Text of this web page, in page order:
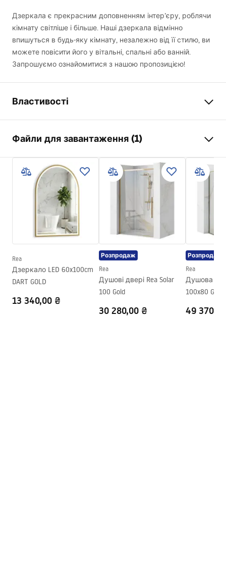
Дзеркала є прекрасним доповненням інтер’єру, роблячи
кімнату світліше і більше. Наші дзеркала відмінно
впишуться в будь-яку кімнату, незалежно від її стилю, ви
можете повісити його у вітальні, спальні або ванній.
Запрошуємо ознайомитися з нашою пропозицією!
Властивості
Ширина
500 мм
Глибина
20мм
LED підсвітка
Так
Форма
Овальне
Антизапотівання
Так
Гарантія
24 місяці
Файли для завантаження (1)
manual mirror led
manual mirror led.pdf
Rea
Дзеркало LED 60x100cm
DART GOLD
13 340,00 ₴
Розпродаж
Rea
Душові двері Rea Solar
100 Gold
30 280,00 ₴
Розпродаж
Rea
Душова
100x80 Gold
49